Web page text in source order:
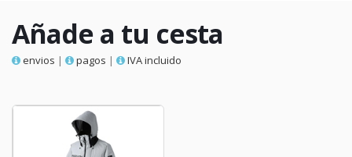
Añade a tu cesta
envios | pagos | IVA incluido